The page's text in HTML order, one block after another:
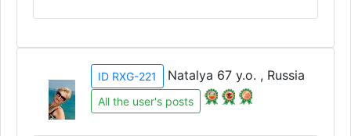
ID RXG-221 Natalya 67 y.o. , Russia
All the user's posts